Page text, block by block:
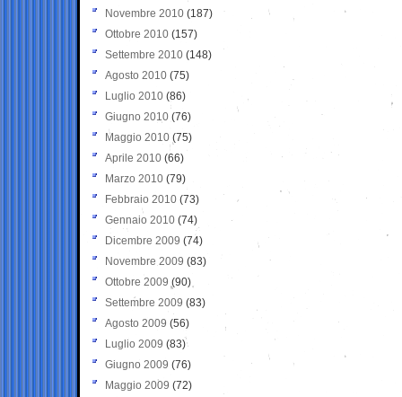
Novembre 2010 (187)
Ottobre 2010 (157)
Settembre 2010 (148)
Agosto 2010 (75)
Luglio 2010 (86)
Giugno 2010 (76)
Maggio 2010 (75)
Aprile 2010 (66)
Marzo 2010 (79)
Febbraio 2010 (73)
Gennaio 2010 (74)
Dicembre 2009 (74)
Novembre 2009 (83)
Ottobre 2009 (90)
Settembre 2009 (83)
Agosto 2009 (56)
Luglio 2009 (83)
Giugno 2009 (76)
Maggio 2009 (72)